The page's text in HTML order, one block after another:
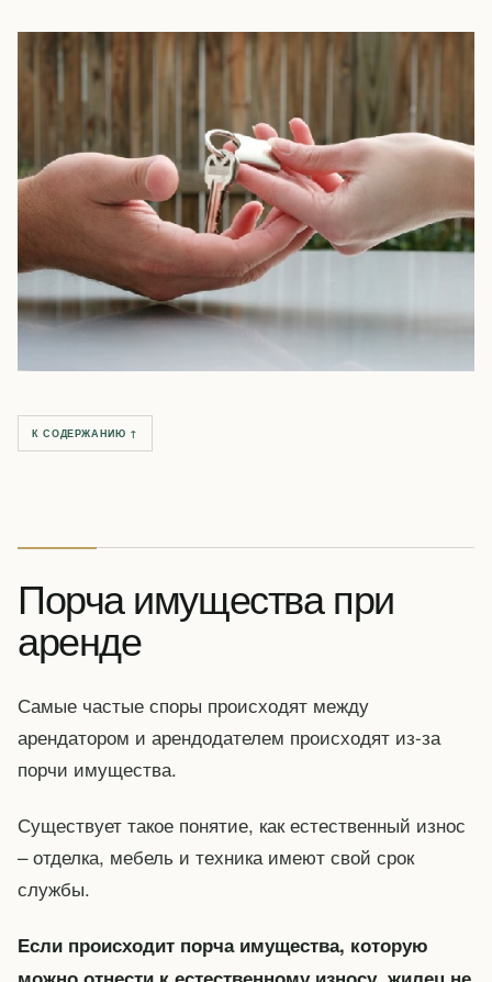
К СОДЕРЖАНИЮ ↑
Порча имущества при
аренде
Самые частые споры происходят между
арендатором и арендодателем происходят из-за
порчи имущества.
Существует такое понятие, как естественный износ
– отделка, мебель и техника имеют свой срок
службы.
Если происходит порча имущества, которую